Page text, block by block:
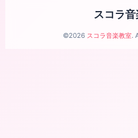
スコラ
©2026 スコラ音楽教室.